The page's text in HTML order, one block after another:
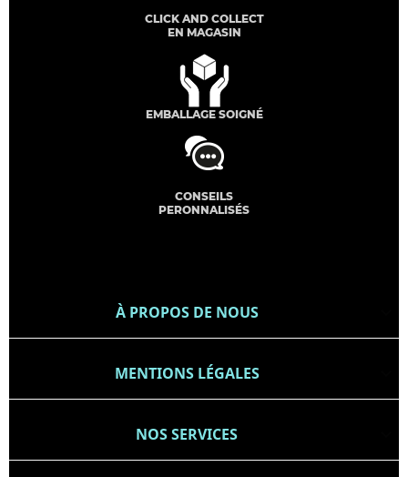
CLICK AND COLLECT
EN MAGASIN
EMBALLAGE SOIGNÉ
CONSEILS
PERONNALISÉS
À PROPOS DE NOUS
MENTIONS LÉGALES
NOS SERVICES